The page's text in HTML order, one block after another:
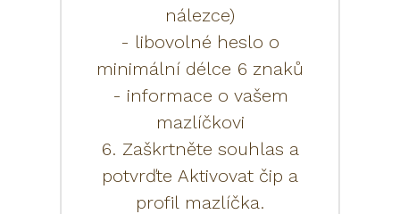
nálezce)
- libovolné heslo o
minimální délce 6 znaků
- informace o vašem
mazlíčkovi
6. Zaškrtněte souhlas a
potvrďte Aktivovat čip a
profil mazlíčka.